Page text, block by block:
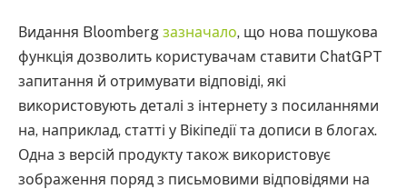
Видання Bloomberg зазначало, що нова пошукова
функція дозволить користувачам ставити ChatGPT
запитання й отримувати відповіді, які
використовують деталі з інтернету з посиланнями
на, наприклад, статті у Вікіпедії та дописи в блогах.
Одна з версій продукту також використовує
зображення поряд з письмовими відповідями на